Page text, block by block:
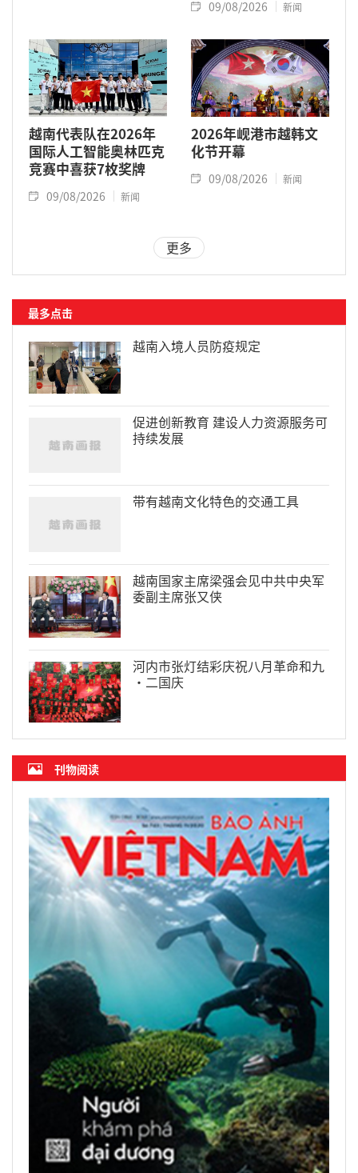
09/08/2026 新闻
越南代表队在2026年
国际人工智能奥林匹克
竞赛中喜获7枚奖牌
09/08/2026 新闻
2026年岘港市越韩文
化节开幕
09/08/2026 新闻
更多
最多点击
越南入境人员防疫规定
促进创新教育 建设人力资源服务可
持续发展
带有越南文化特色的交通工具
越南国家主席梁强会见中共中央军
委副主席张又侠
河内市张灯结彩庆祝八月革命和九
·二国庆
刊物阅读